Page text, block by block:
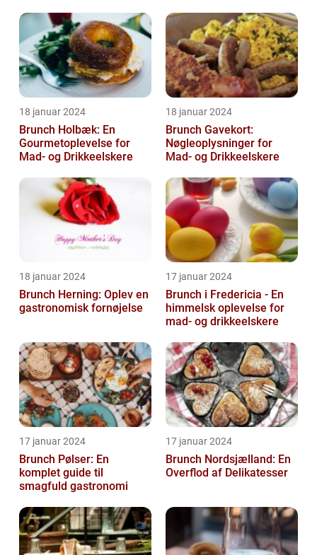
18 januar 2024
Brunch Holbæk: En
Gourmetoplevelse for
Mad- og Drikkeelskere
18 januar 2024
Brunch Gavekort:
Nøgleoplysninger for
Mad- og Drikkeelskere
18 januar 2024
Brunch Herning: Oplev en
gastronomisk fornøjelse
17 januar 2024
Brunch i Fredericia - En
himmelsk oplevelse for
mad- og drikkeelskere
17 januar 2024
Brunch Pølser: En
komplet guide til
smagfuld gastronomi
17 januar 2024
Brunch Nordsjælland: En
Overflod af Delikatesser